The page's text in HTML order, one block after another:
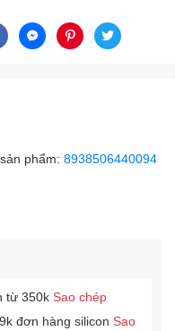
phẩm: 8938506440094
từ 350k Sao chép
đơn hàng silicon Sao